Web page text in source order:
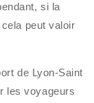
si la
peut valoir
de Lyon-Saint
les voyageurs